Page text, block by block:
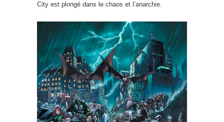
City est plongé dans le chaos et l’anarchie.